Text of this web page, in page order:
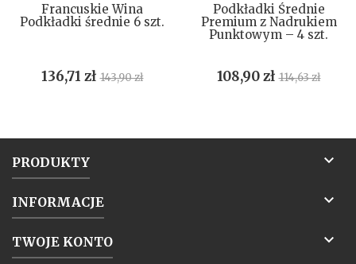
Francuskie Wina
Podkładki średnie 6 szt.
Cena
136,71 zł Cena
143,90 zł
Podkładki Średnie
Premium z Nadrukiem
Punktowym – 4 szt.
Cena
108,90 zł Cena
114,63 zł
PRODUKTY 
INFORMACJE 
TWOJE KONTO 